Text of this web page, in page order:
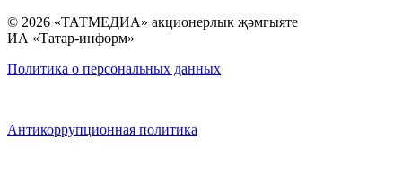
© 2026 «ТАТМЕДИА» акционерлык җәмгыяте
ИА «Татар-информ»
Политика о персональных данных
Антикоррупционная политика